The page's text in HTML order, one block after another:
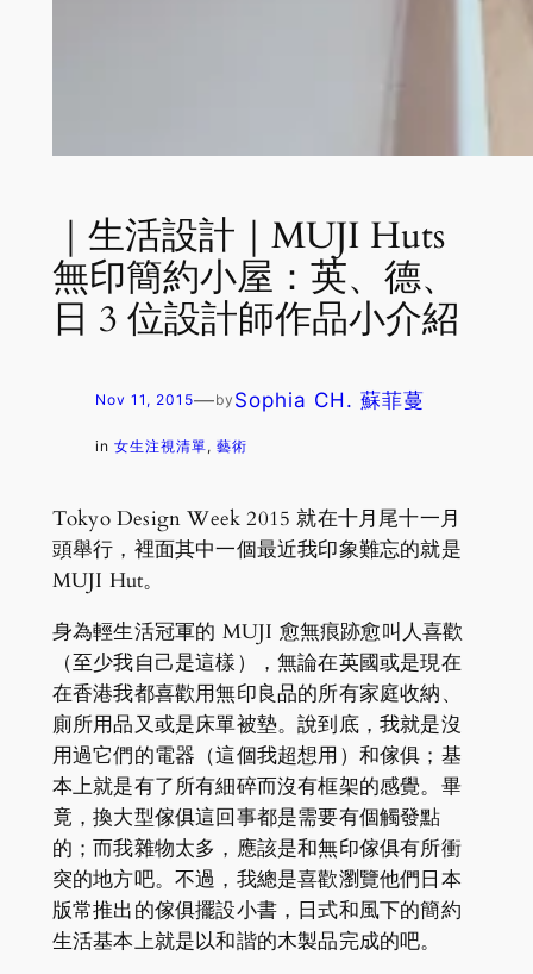
｜生活設計｜MUJI Huts
無印簡約小屋：英、德、
日 3 位設計師作品小介紹
Nov 11, 2015—by Sophia CH. 蘇菲蔓
in 女生注視清單, 藝術
Tokyo Design Week 2015 就在十月尾十一月
頭舉行，裡面其中一個最近我印象難忘的就是
MUJI Hut。
身為輕生活冠軍的 MUJI 愈無痕跡愈叫人喜歡
（至少我自己是這樣），無論在英國或是現在
在香港我都喜歡用無印良品的所有家庭收納、
廁所用品又或是床單被墊。說到底，我就是沒
用過它們的電器（這個我超想用）和傢俱；基
本上就是有了所有細碎而沒有框架的感覺。畢
竟，換大型傢俱這回事都是需要有個觸發點
的；而我雜物太多，應該是和無印傢俱有所衝
突的地方吧。不過，我總是喜歡瀏覽他們日本
版常推出的傢俱擺設小書，日式和風下的簡約
生活基本上就是以和諧的木製品完成的吧。